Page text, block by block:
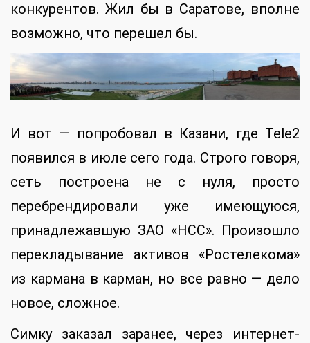
конкурентов. Жил бы в Саратове, вполне
возможно, что перешел бы.
И вот — попробовал в Казани, где Tele2
появился в июле сего года. Строго говоря,
сеть построена не с нуля, просто
перебрендировали уже имеющуюся,
принадлежавшую ЗАО «НСС». Произошло
перекладывание активов «Ростелекома»
из кармана в карман, но все равно — дело
новое, сложное.
Симку заказал заранее, через интернет-